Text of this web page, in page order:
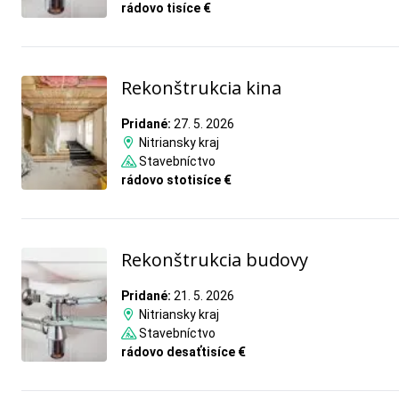
rádovo tisíce €
Rekonštrukcia kina
Pridané: 27. 5. 2026
Nitriansky kraj
Stavebníctvo
rádovo stotisíce €
Rekonštrukcia budovy
Pridané: 21. 5. 2026
Nitriansky kraj
Stavebníctvo
rádovo desaťtisíce €